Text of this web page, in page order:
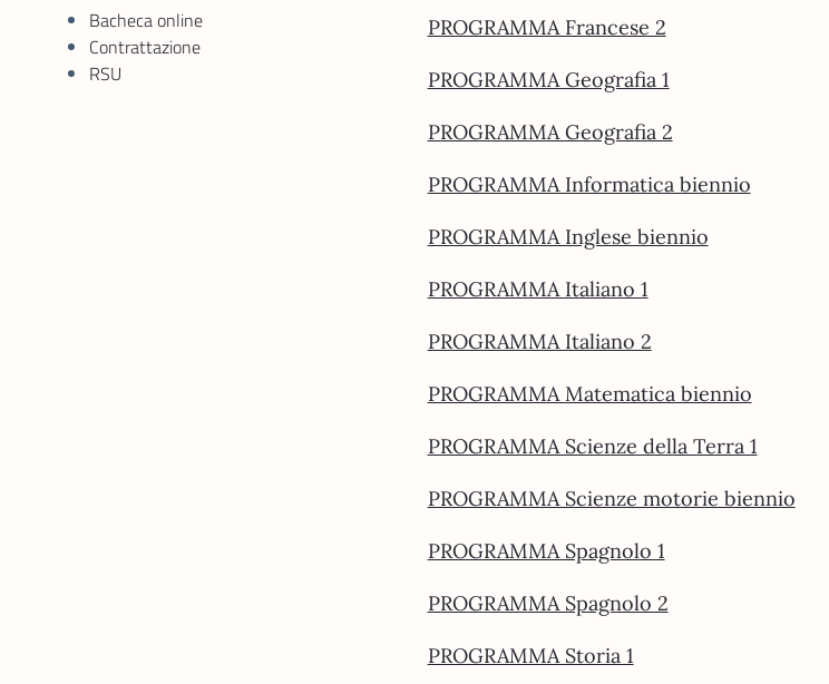
Bacheca online
Contrattazione
RSU
PROGRAMMA Francese 2
PROGRAMMA Geografia 1
PROGRAMMA Geografia 2
PROGRAMMA Informatica biennio
PROGRAMMA Inglese biennio
PROGRAMMA Italiano 1
PROGRAMMA Italiano 2
PROGRAMMA Matematica biennio
PROGRAMMA Scienze della Terra 1
PROGRAMMA Scienze motorie biennio
PROGRAMMA Spagnolo 1
PROGRAMMA Spagnolo 2
PROGRAMMA Storia 1